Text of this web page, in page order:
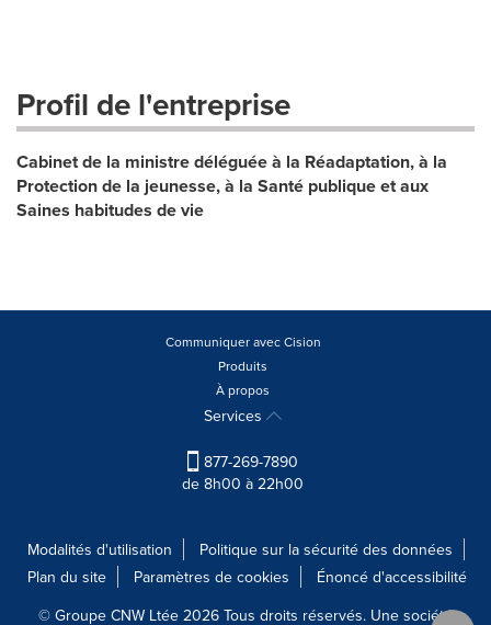
Profil de l'entreprise
Cabinet de la ministre déléguée à la Réadaptation, à la
Protection de la jeunesse, à la Santé publique et aux
Saines habitudes de vie
Communiquer avec Cision
Produits
À propos
Services
877-269-7890
de 8h00 à 22h00
Modalités d'utilisation
Politique sur la sécurité des données
Plan du site
Paramètres de cookies
Énoncé d'accessibilité
© Groupe CNW Ltée 2026 Tous droits réservés. Une société